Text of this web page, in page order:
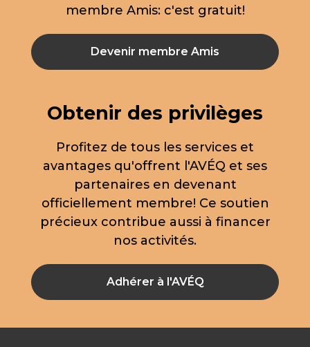
membre Amis: c'est gratuit!
Devenir membre Amis
Obtenir des privilèges
Profitez de tous les services et
avantages qu'offrent l'AVÉQ et ses
partenaires en devenant
officiellement membre! Ce soutien
précieux contribue aussi à financer
nos activités.
Adhérer à l'AVÉQ